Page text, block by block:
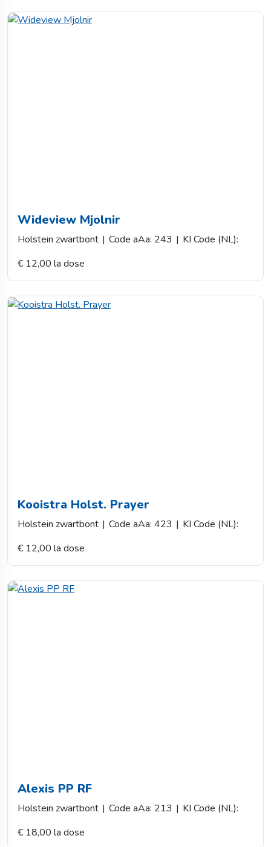
Wideview Mjolnir
Holstein zwartbont | Code aAa: 243 | KI Code (NL):
€ 12,00 la dose
Kooistra Holst. Prayer
Holstein zwartbont | Code aAa: 423 | KI Code (NL):
€ 12,00 la dose
Alexis PP RF
Holstein zwartbont | Code aAa: 213 | KI Code (NL):
€ 18,00 la dose